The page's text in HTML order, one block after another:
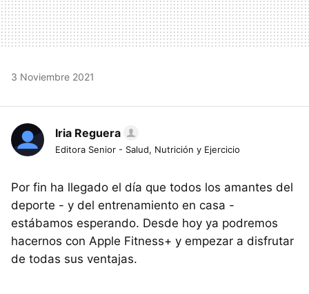
3 Noviembre 2021
Iria Reguera
Editora Senior - Salud, Nutrición y Ejercicio
Por fin ha llegado el día que todos los amantes del
deporte - y del entrenamiento en casa -
estábamos esperando. Desde hoy ya podremos
hacernos con Apple Fitness+ y empezar a disfrutar
de todas sus ventajas.